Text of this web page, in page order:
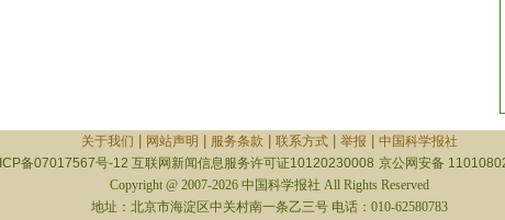
关于我们 网站声明 服务条款 联系方式| 举报
中国科学报社
备07017567号-12 互联网新闻信息服务许可证10120230008 京公网安备
Copyright @ 2007-2026 中国科学报社 All Rights Reserved
地址：北京市海淀区中关村南一条乙三号 电话：010-62580783